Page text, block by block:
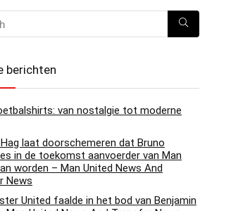
berichten
van nostalgie tot moderne
laat doorschemeren dat Bruno
in de toekomst aanvoerder van Man
worden – Man United News And
News
United faalde in het bod van Benjamin